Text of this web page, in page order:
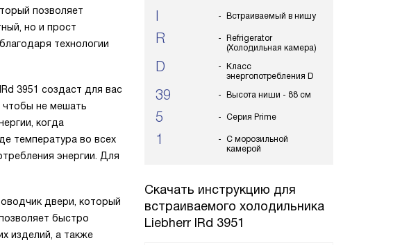
Встраиваемый в нишу
R
Refrigerator
(Холодильная камера)
D
Класс
энергопотребления D
39 Высота ниши - 88 см
5 Серия Prime
1
С морозильной
камерой
Скачать инструкцию для
встраиваемого холодильника
Liebherr IRd 3951
позволяет
но и прост
технологии
3951 создаст для вас
чтобы не мешать
когда
температура во всех
энергии. Для
двери, который
быстро
изделий, а также